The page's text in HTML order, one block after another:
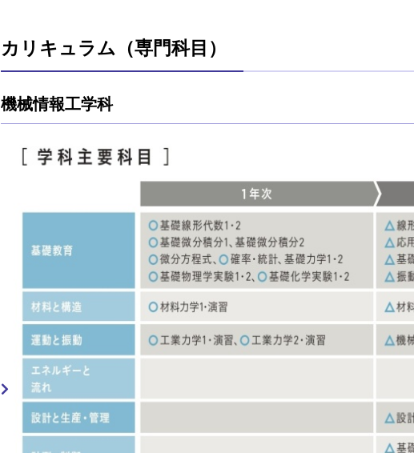
カリキュラム（専門科目）
機械情報工学科